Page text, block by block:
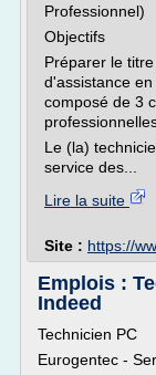
Professionnel)
Objectifs
Préparer le
d'assistance
composé de 3
Le (la)
service des...
Lire la suite
Site : https://
Emplois :
Indeed
Technicien PC
Eurogentec -